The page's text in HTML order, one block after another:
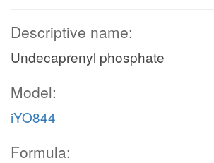
Descriptive name:
Undecaprenyl phosphate
Model:
iYO844
Formula: